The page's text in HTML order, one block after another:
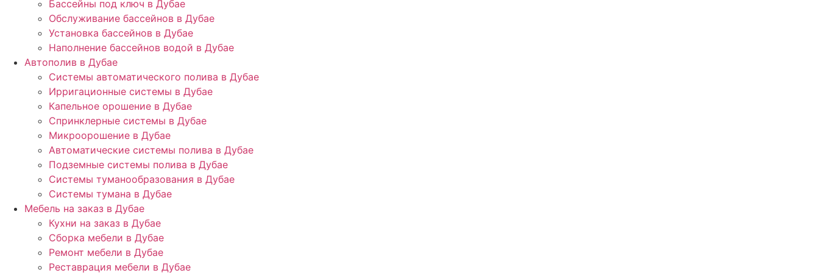
Бассейны под ключ в Дубае
Обслуживание бассейнов в Дубае
Установка бассейнов в Дубае
Наполнение бассейнов водой в Дубае
Автополив в Дубае
Системы автоматического полива в Дубае
Ирригационные системы в Дубае
Капельное орошение в Дубае
Спринклерные системы в Дубае
Микроорошение в Дубае
Автоматические системы полива в Дубае
Подземные системы полива в Дубае
Системы туманообразования в Дубае
Системы тумана в Дубае
Мебель на заказ в Дубае
Кухни на заказ в Дубае
Сборка мебели в Дубае
Ремонт мебели в Дубае
Реставрация мебели в Дубае